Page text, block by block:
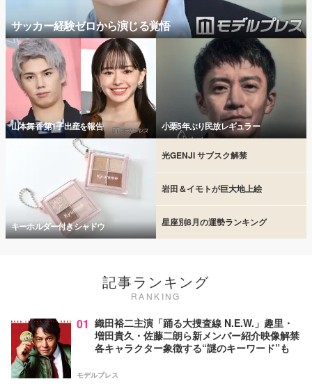
サッカー経験ゼロから演じる覚悟
山本舞香 第1子出産を報告 小栗5年ぶり民放レギュラー
キーホルダー付きシャドウ
光GENJI サブスク解禁
岩田＆イモトが巨大地上絵
星座別8月の運勢ランキング
記事ランキング
RANKING
01 織田裕二主演「踊る大捜査線 N.E.W.」趣里・
増田貴久・佐藤二朗ら新メンバー紹介映像解禁
各キャラクター象徴する“謎のキーワード”も
モデルプレス